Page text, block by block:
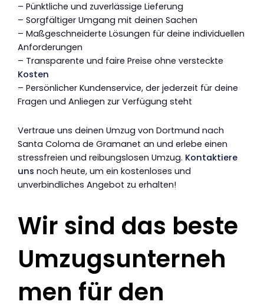
– Pünktliche und zuverlässige Lieferung
– Sorgfältiger Umgang mit deinen Sachen
– Maßgeschneiderte Lösungen für deine individuellen
Anforderungen
– Transparente und faire Preise ohne versteckte
Kosten
– Persönlicher Kundenservice, der jederzeit für deine
Fragen und Anliegen zur Verfügung steht
Vertraue uns deinen Umzug von Dortmund nach
Santa Coloma de Gramanet an und erlebe einen
stressfreien und reibungslosen Umzug. Kontaktiere
uns noch heute, um ein kostenloses und
unverbindliches Angebot zu erhalten!
Wir sind das beste
Umzugsunterneh
men für den